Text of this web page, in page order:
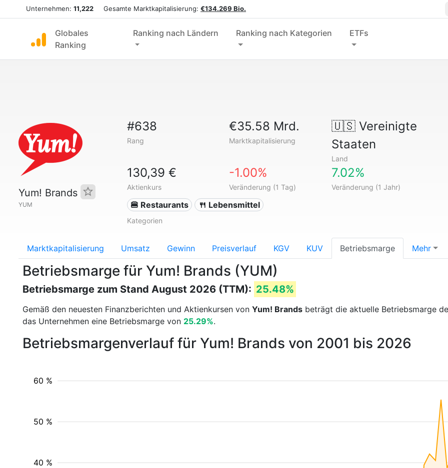
Unternehmen: 11,222 Gesamte Marktkapitalisierung: €134.269 Bio.
Globales
Ranking
Ranking nach Ländern Ranking nach Kategorien ETFs
Yum! Brands
YUM
#638
Rang
€35.58 Mrd.
Marktkapitalisierung
🇺🇸Vereinigte
Staaten
Land
130,39 €
Aktienkurs
-1.00%
Veränderung (1 Tag)
7.02%
Veränderung (1 Jahr)
🍔 Restaurants 🍴 Lebensmittel
Kategorien
Marktkapitalisierung Umsatz Gewinn Preisverlauf KGV KUV Betriebsmarge Mehr
Betriebsmarge für Yum! Brands (YUM)
Betriebsmarge zum Stand August 2026 (TTM): 25.48%
Gemäß den neuesten Finanzberichten und Aktienkursen von Yum! Brands beträgt die aktuelle Betriebsmarge
das Unternehmen eine Betriebsmarge von 25.29%.
Betriebsmargenverlauf für Yum! Brands von 2001 bis 2026
40 %
50 %
60 %